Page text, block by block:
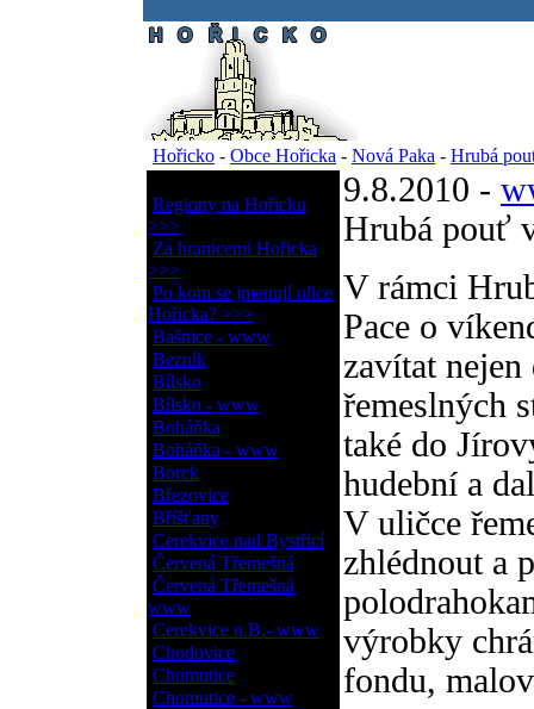
Hořicko - Obce Hořicka - Nová Paka - Hrubá
Regiony na Hořicku
>>>
Za hranicemi Hořicka
>>>
Po kom se jmenují ulice
Hořicka? >>>
Bašnice - www
Bezník
Bílsko
Bílsko - www
Boháňka
Boháňka - www
Borek
Březovice
Bříšťany
Cerekvice nad Bystřicí
Červená Třemešná
Červená Třemešná
www
Cerekvice n.B.- www
Chodovice
Chomutice
Chomutice - www
9.8.2010 -
Hrubá pouť
V rámci
Pace o
zavítat
řemeslných
také do
hudební a
V uličce
zhlédnout a
výrobky
fondu,